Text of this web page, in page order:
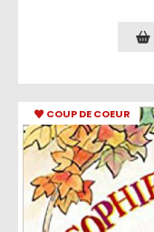
COUP DE COEUR